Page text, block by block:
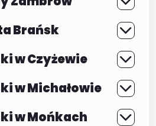
Brańsk
w Czyżewie
w Michałowie
w Mońkach